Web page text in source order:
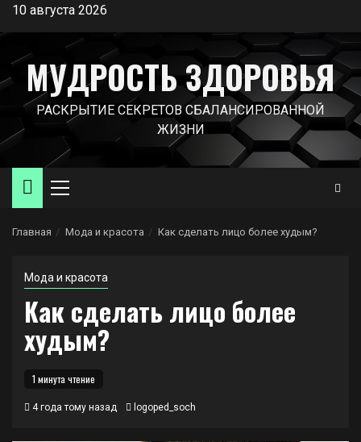
Перейти
содержимому
10 августа 2026
МУДРОСТЬ ЗДОРОВЬЯ
РАСКРЫТИЕ СЕКРЕТОВ СБАЛАНСИРОВАННОЙ
ЖИЗНИ
Основное
Главная Мода и красота Как сделать лицо более худым?
Мода и красота
Как сделать лицо более
худым?
1 минута чтение
4 года тому назад logoped_soch